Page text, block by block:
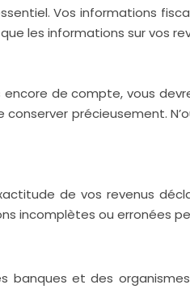
Vos informations
les informations sur vos
de compte, vous
précieusement.
de vos revenus
incomplètes ou
banques et des